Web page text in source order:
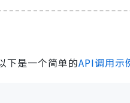
下是一个简单的API调用示